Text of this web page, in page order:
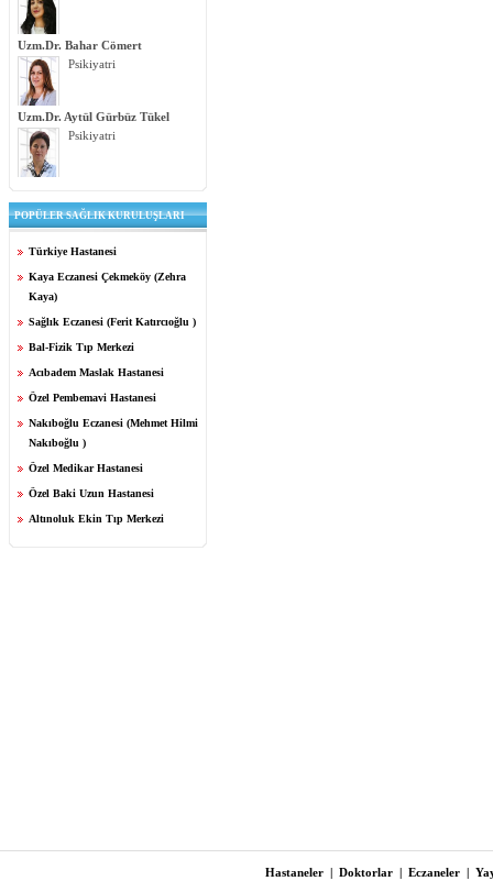
Uzm.Dr. Bahar Cömert
Psikiyatri
Uzm.Dr. Aytül Gürbüz Tükel
Psikiyatri
POPÜLER SAĞLIK KURULUŞLARI
Türkiye Hastanesi
Kaya Eczanesi Çekmeköy (Zehra
Kaya)
Sağlık Eczanesi (Ferit Katırcıoğlu )
Bal-Fizik Tıp Merkezi
Acıbadem Maslak Hastanesi
Özel Pembemavi Hastanesi
Nakıboğlu Eczanesi (Mehmet Hilmi
Nakıboğlu )
Özel Medikar Hastanesi
Özel Baki Uzun Hastanesi
Altınoluk Ekin Tıp Merkezi
Hastaneler | Doktorlar | Eczaneler |